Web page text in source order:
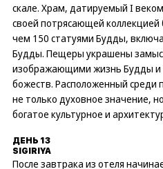
скале. Храм, датируемый I
своей потрясающей коллекцией
чем 150 статуями Будды,
Будды. Пещеры украшены
изображающими жизнь Будды и
божеств. Расположенный
не только духовное значение,
богатое культурное и
ДЕНЬ 13
SIGIRIYA
После завтрака из отеля